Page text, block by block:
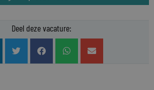
Deel deze vacature: